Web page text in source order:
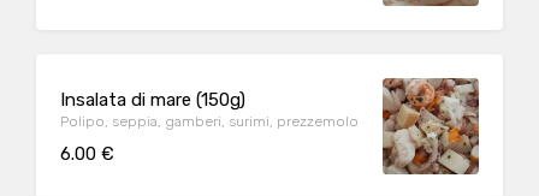
Insalata di mare (150g)
Polipo, seppia, gamberi, surimi, prezzemolo
6.00 €